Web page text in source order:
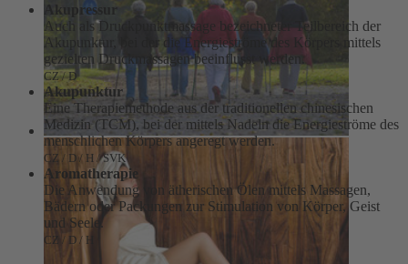
Akupressur
Auch als Druckpunktmassage bezeichneter Teilbereich der
Akupunktur, bei der die Energieströme des Körpers mittels
gezielten Druckmassagen beeinflusst werden.
CZ / D
Akupunktur
Eine Therapiemethode aus der traditionellen chinesischen
Medizin (TCM), bei der mittels Nadeln die Energieströme des
menschlichen Körpers angeregt werden.
CZ / D / H / SVK
Aromatherapie
Die Anwendung von ätherischen Ölen mittels Massagen,
Bädern oder Packungen zur Stimulation von Körper, Geist
und Seele.
CZ / D / H